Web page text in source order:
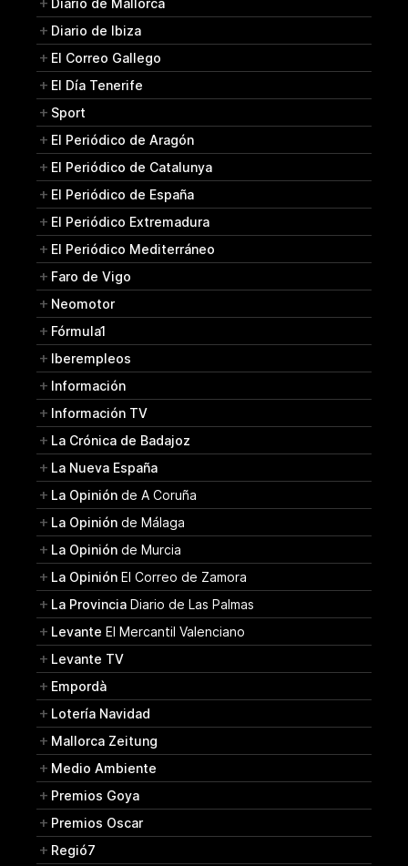
Diario de Mallorca
Diario de Ibiza
El Correo Gallego
El Día Tenerife
Sport
El Periódico de Aragón
El Periódico de Catalunya
El Periódico de España
El Periódico Extremadura
El Periódico Mediterráneo
Faro de Vigo
Neomotor
Fórmula1
Iberempleos
Información
Información TV
La Crónica de Badajoz
La Nueva España
La Opinión de A Coruña
La Opinión de Málaga
La Opinión de Murcia
La Opinión El Correo de Zamora
La Provincia Diario de Las Palmas
Levante El Mercantil Valenciano
Levante TV
Empordà
Lotería Navidad
Mallorca Zeitung
Medio Ambiente
Premios Goya
Premios Oscar
Regió7